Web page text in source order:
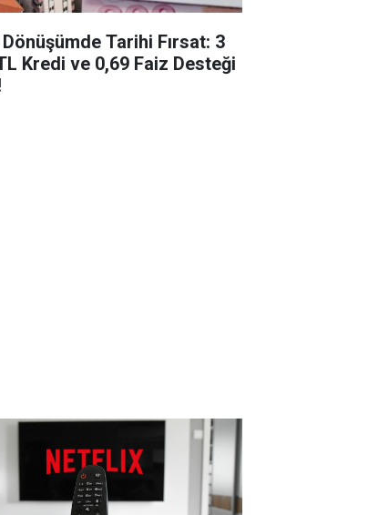
Tarihi Fırsat: 3
Kredi ve 0,69 Faiz Desteği